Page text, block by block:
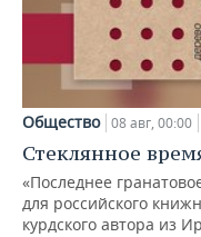
Общество 08 авг, 00:00
Стеклянное
«Последнее
для российского
курдского автора из